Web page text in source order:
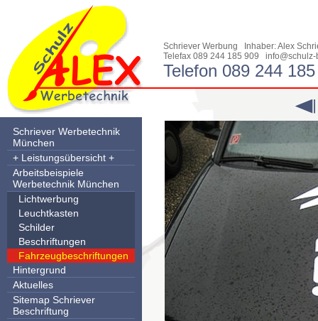
Schriever Werbung Inhaber: Alex
Telefax 089 244 185 909
Telefon 089 244
Schriever Werbetechnik
München
+ Leistungsübersicht +
Arbeitsbeispiele
Werbetechnik München
Lichtwerbung
Leuchtkasten
Schilder
Beschriftungen
Fahrzeugbeschriftungen
Hintergrund
Aktuelles
Sitemap Schriever
Beschriftung